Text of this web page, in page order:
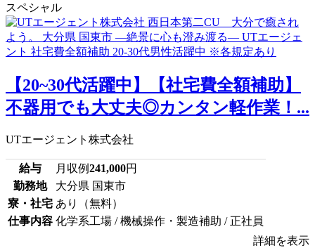
スペシャル
【20~30代活躍中】【社宅費全額補助】
不器用でも大丈夫◎カンタン軽作業！...
UTエージェント株式会社
給与 月収例241,000円
勤務地
大分県 国東市
寮・社宅 あり（無料）
仕事内容 化学系工場 / 機械操作・製造補助 / 正社員
詳細を表示